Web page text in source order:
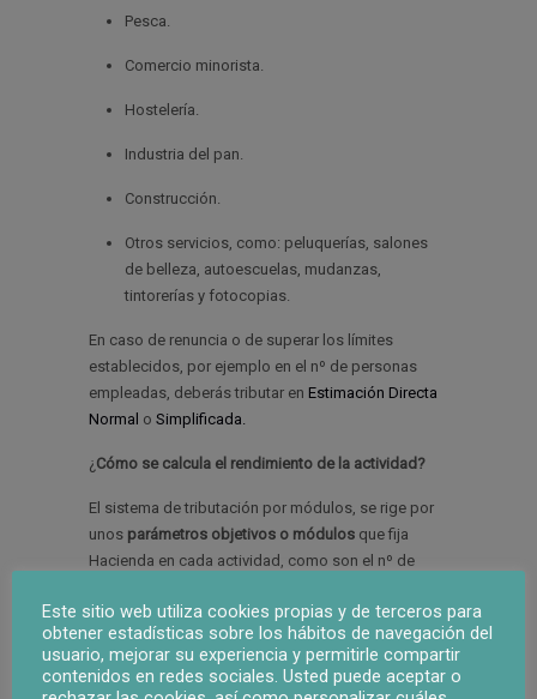
Pesca.
Comercio minorista.
Hostelería.
Industria del pan.
Construcción.
Otros servicios, como: peluquerías, salones
de belleza, autoescuelas, mudanzas,
tintorerías y fotocopias.
En caso de renuncia o de superar los límites
establecidos, por ejemplo en el nº de personas
empleadas, deberás tributar en Estimación Directa
Normal o Simplificada.
¿ Cómo se calcula el rendimiento de la actividad?
El sistema de tributación por módulos, se rige por
unos parámetros objetivos o módulos que fija
Hacienda en cada actividad, como son el nº de
aplican unoscoeficientes de minoración y una serie
de índices correctores , como son la población del
municipio, duración de la temporada de la
actividad, nuevas actividades, etc.
Este sitio web utiliza cookies propias y de terceros para
obtener estadísticas sobre los hábitos de navegación del
usuario, mejorar su experiencia y permitirle compartir
contenidos en redes sociales. Usted puede aceptar o